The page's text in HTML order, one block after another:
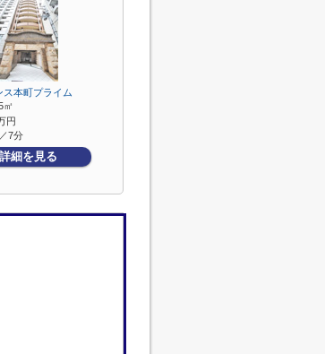
ス本町プライム
㎡
円
7分
詳細を見る